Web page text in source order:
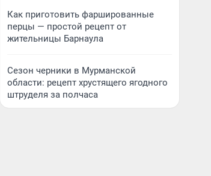
Как приготовить фаршированные
перцы — простой рецепт от
жительницы Барнаула
Сезон черники в Мурманской
области: рецепт хрустящего ягодного
штруделя за полчаса